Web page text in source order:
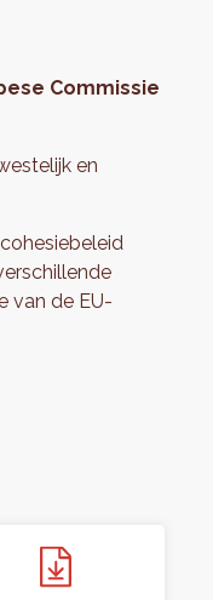
Commissie
en
van de EU-